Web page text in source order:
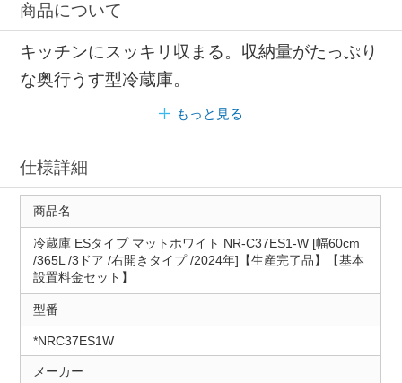
商品について
キッチンにスッキリ収まる。収納量がたっぷり
な奥行うす型冷蔵庫。
もっと見る
仕様詳細
商品名
冷蔵庫 ESタイプ マットホワイト NR-C37ES1-W [幅60cm
/365L /3ドア /右開きタイプ /2024年]【生産完了品】【基本
設置料金セット】
型番
*NRC37ES1W
メーカー